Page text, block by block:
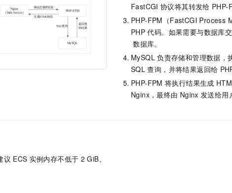
FastCGI 协议将其转发给 PHP-
PHP-FPM（FastCGI Process
PHP 代码。如果需要与数据库
数据库。
MySQL 负责存储和管理数据，
SQL 查询，并将结果返回给
PHP-FPM 将执行结果生成
Nginx，最终由 Nginx 发送给用
议 ECS 实例内存不低于 2 GiB。